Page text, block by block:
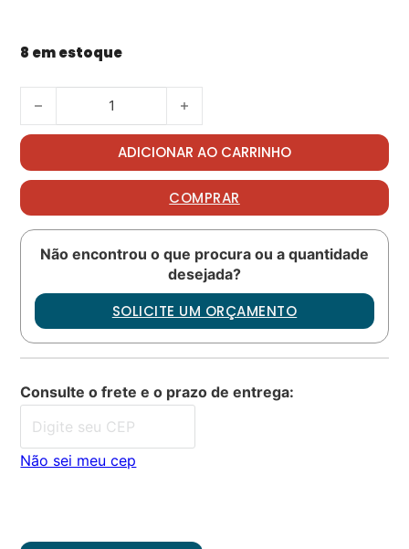
8 em estoque
Pino elástico PN: NSA5319-01-012 quantidade
ADICIONAR AO CARRINHO
COMPRAR
Não encontrou o que procura ou a quantidade
desejada?
SOLICITE UM ORÇAMENTO
Consulte o frete e o prazo de entrega:
Não sei meu cep